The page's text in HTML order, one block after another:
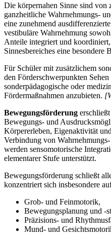
Die körpernahen Sinne sind von
ganzheitliche Wahrnehmungs-
eine zunehmend
vestibuläre Wahrnehmung
Anteile integriert und
Sinnesbereiches eine besondere
Für Schüler mit zusätzlichem
den Förderschwerpunkten
sonderpädagogische oder
Fördermaßnahmen anzubieten.
Bewegungsförderung
Bewegungs- und
Körpererleben, Eigenaktivität
Verbindung von
werden sensomotorische
elementarer Stufe unterstützt.
Bewegungsförderung schließt
konzentriert sich insbesondere
Grob- und Feinmotorik,
Bewegungsplanung und -
Präzisions- und
Mund- und